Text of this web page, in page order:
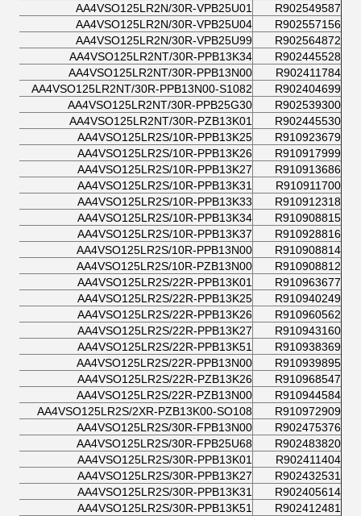
R902549587
AA4VSO125LR2N/30R-VPB25U01
R902557156
AA4VSO125LR2N/30R-VPB25U04
R902564872
AA4VSO125LR2N/30R-VPB25U99
R902445528
AA4VSO125LR2NT/30R-PPB13K34
R902411784
AA4VSO125LR2NT/30R-PPB13N00
R902404699
AA4VSO125LR2NT/30R-PPB13N00-S1082
R902539300
AA4VSO125LR2NT/30R-PPB25G30
R902445530
AA4VSO125LR2NT/30R-PZB13K01
R910923679
AA4VSO125LR2S/10R-PPB13K25
R910917999
AA4VSO125LR2S/10R-PPB13K26
R910913686
AA4VSO125LR2S/10R-PPB13K27
R910911700
AA4VSO125LR2S/10R-PPB13K31
R910912318
AA4VSO125LR2S/10R-PPB13K33
R910908815
AA4VSO125LR2S/10R-PPB13K34
R910928816
AA4VSO125LR2S/10R-PPB13K37
R910908814
AA4VSO125LR2S/10R-PPB13N00
R910908812
AA4VSO125LR2S/10R-PZB13N00
R910963677
AA4VSO125LR2S/22R-PPB13K01
R910940249
AA4VSO125LR2S/22R-PPB13K25
R910960562
AA4VSO125LR2S/22R-PPB13K26
R910943160
AA4VSO125LR2S/22R-PPB13K27
R910938369
AA4VSO125LR2S/22R-PPB13K51
R910939895
AA4VSO125LR2S/22R-PPB13N00
R910968547
AA4VSO125LR2S/22R-PZB13K26
R910944584
AA4VSO125LR2S/22R-PZB13N00
R910972909
AA4VSO125LR2S/2XR-PZB13K00-SO108
R902475376
AA4VSO125LR2S/30R-FPB13N00
R902483820
AA4VSO125LR2S/30R-FPB25U68
R902411404
AA4VSO125LR2S/30R-PPB13K01
R902432531
AA4VSO125LR2S/30R-PPB13K27
R902405614
AA4VSO125LR2S/30R-PPB13K31
R902412481
AA4VSO125LR2S/30R-PPB13K51